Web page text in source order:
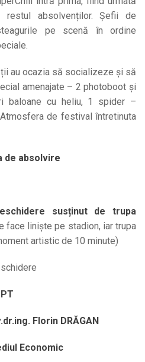
absolvenților. Șefii de
pe scenă în ordine
au ocazia să socializeze și să
amenajate – 2 photoboot și
baloane cu heliu, 1 spider –
de festival întretinuta
de absolvire
susținut de trupa
face liniște pe stadion, iar trupa
artistic de 10 minute)
Florin DRĂGAN
Economic